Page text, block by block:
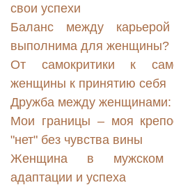
свои успехи
Баланс между
выполнима для женщины?
От самокритики к
женщины к принятию себя
Дружба между женщинами:
Мои границы – моя
"нет" без чувства вины
Женщина в мужском
адаптации и успеха